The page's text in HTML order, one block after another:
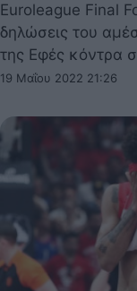
Euroleague Final
δηλώσεις του
της Εφές κόντρα
19 Μαΐου 2022 21:26